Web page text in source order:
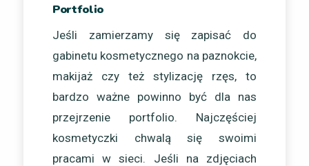
Portfolio
Jeśli zamierzamy się zapisać do
gabinetu kosmetycznego na paznokcie,
makijaż czy też stylizację rzęs, to
bardzo ważne powinno być dla nas
przejrzenie portfolio. Najczęściej
kosmetyczki chwalą się swoimi
pracami w sieci. Jeśli na zdjęciach